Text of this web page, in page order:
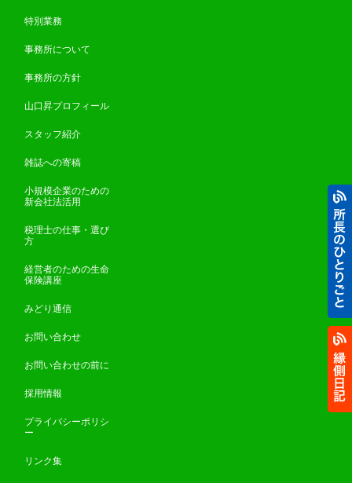
特別業務
事務所について
事務所の方針
山口昇プロフィール
スタッフ紹介
雑誌への寄稿
小規模企業のための
新会社法活用
税理士の仕事・選び
方
経営者のための生命
保険講座
みどり通信
お問い合わせ
お問い合わせの前に
採用情報
プライバシーポリシ
ー
リンク集